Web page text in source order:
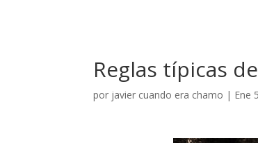
Reglas típicas
por javier cuando era chamo | Ene